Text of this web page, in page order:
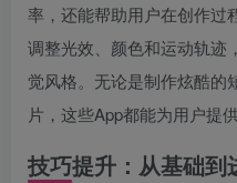
率，还能帮助用户在创作过
调整光效、颜色和运动轨迹
觉风格。无论是制作炫酷的
片，这些App都能为用户提
技巧提升：从基础到